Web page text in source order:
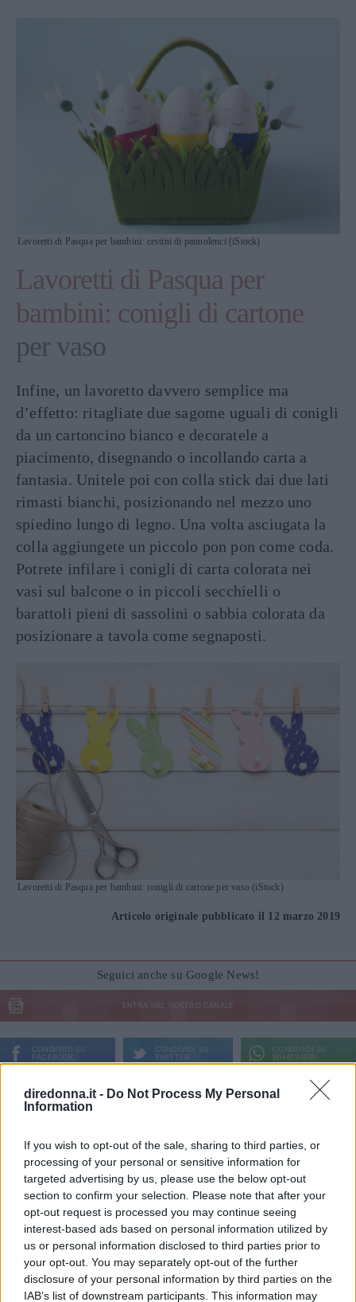
diredonna.it - Do Not Process My Personal
Information
If you wish to opt-out of the sale, sharing to third parties, or
processing of your personal or sensitive information for
targeted advertising by us, please use the below opt-out
section to confirm your selection. Please note that after your
opt-out request is processed you may continue seeing
interest-based ads based on personal information utilized by
us or personal information disclosed to third parties prior to
your opt-out. You may separately opt-out of the further
disclosure of your personal information by third parties on the
IAB’s list of downstream participants. This information may
Lavoretti di Pasqua per bambini: cestini di pannolenci (iStock)
Lavoretti di Pasqua per
bambini: conigli di cartone
per vaso
Infine, un lavoretto davvero semplice ma
d’effetto: ritagliate due sagome uguali di conigli
da un cartoncino bianco e decoratele a
piacimento, disegnando o incollando carta a
fantasia. Unitele poi con colla stick dai due lati
rimasti bianchi, posizionando nel mezzo uno
spiedino lungo di legno. Una volta asciugata la
colla aggiungete un piccolo pon pon come coda.
Potrete infilare i conigli di carta colorata nei
vasi sul balcone o in piccoli secchielli o
barattoli pieni di sassolini o sabbia colorata da
posizionare a tavola come segnaposti.
Lavoretti di Pasqua per bambini: conigli di cartone per vaso (iStock)
Articolo originale pubblicato il 12 marzo 2019
Seguici anche su Google News!
ENTRA NEL NOSTRO CANALE
CONDIVIDI SU
FACEBOOK
CONDIVIDI SU
TWITTER
CONDIVIDI SU
WHATSAPP
Ultime News
possiamo tornare a sentire live
Fatti notare! Le frasi per stati WhatsApp che
tutti commenteranno
11 frasi di Papa Leone XIV, pronunciate quando
era Robert Francis Prevost
Frasi sulla libertà: le più belle da condividere e
su cui riflettere